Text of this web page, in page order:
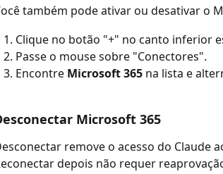
também pode ativar ou desativar o
Clique no botão "+" no canto inferior
Passe o mouse sobre "Conectores".
Encontre Microsoft 365 na lista e
Microsoft 365
remove o acesso do Claude
depois não requer